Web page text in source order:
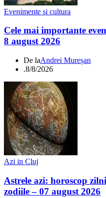
Evenimente si cultura
Cele mai importante
8 august 2026
De laAndrei Mureșan
.8/8/2026
Azi in Cluj
Astrele azi: horoscop
zodiile – 07 august 2026